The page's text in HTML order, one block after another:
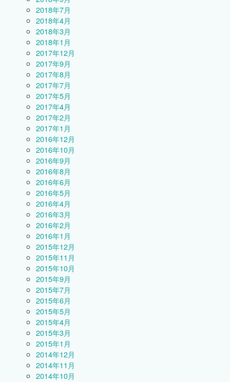
2018年7月
2018年4月
2018年3月
2018年1月
2017年12月
2017年9月
2017年8月
2017年7月
2017年5月
2017年4月
2017年2月
2017年1月
2016年12月
2016年10月
2016年9月
2016年8月
2016年6月
2016年5月
2016年4月
2016年3月
2016年2月
2016年1月
2015年12月
2015年11月
2015年10月
2015年9月
2015年7月
2015年6月
2015年5月
2015年4月
2015年3月
2015年1月
2014年12月
2014年11月
2014年10月